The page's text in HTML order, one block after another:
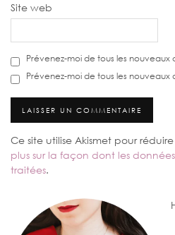
Site web
Prévenez-moi de tous les
Prévenez-moi de tous les nouveaux
Ce site utilise Akismet pour
plus sur la façon dont les
traitées.